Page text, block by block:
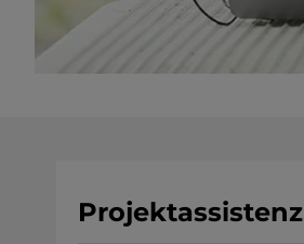
Projektassistenz